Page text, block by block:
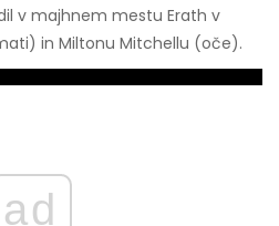
v majhnem mestu Erath v
in Miltonu Mitchellu (oče).
ad